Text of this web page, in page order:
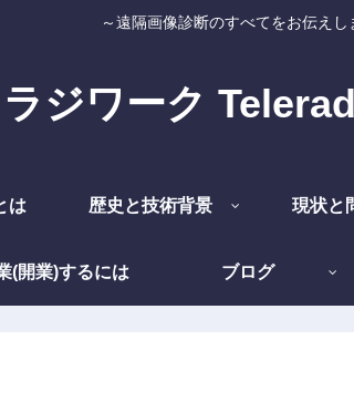
～遠隔画像診断のすべてをお伝えし
ジワーク
は 歴史と技術背景 現状と
(開業)するには ブログ